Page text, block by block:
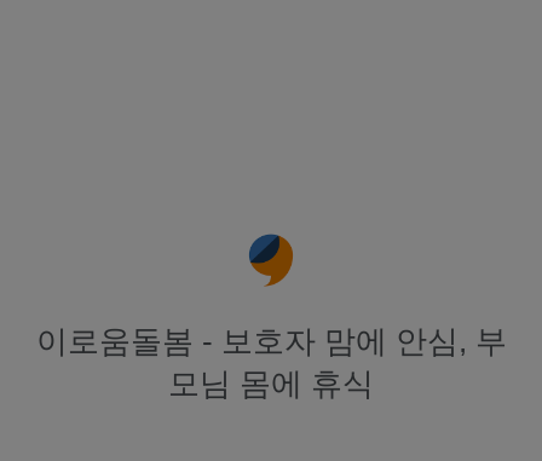
이로움돌봄 - 보호자 맘에 안심, 부
모님 몸에 휴식